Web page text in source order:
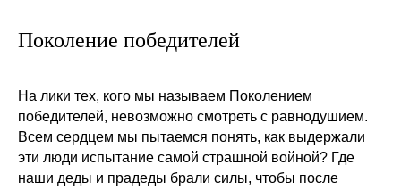
Поколение победителей
На лики тех, кого мы называем Поколением
победителей, невозможно смотреть с равнодушием.
Всем сердцем мы пытаемся понять, как выдержали
эти люди испытание самой страшной войной? Где
наши деды и прадеды брали силы, чтобы после